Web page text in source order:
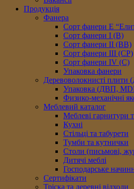
Продукція
Фанера
Сорт фанери E
Сорт фанери I (В)
Сорт фанери II (ВB)
Сорт фанери III (CP)
Сорт фанери IV (C)
Упаковка фанери
Деревоволокнисті
Упаковка (ДВП,
Физико-механічні
Меблевий каталог
Меблеві гарнитури
Кухні
Стільці та табурети
Тумби та кутнички
Столи (письмові,
Дитячі меблі
Господарське
Сертифікати
Тріска та деревні відходи